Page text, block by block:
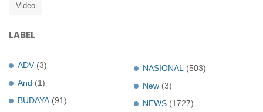
Video
LABEL
ADV (3)
And (1)
BUDAYA (91)
NASIONAL
(503)
New (3)
NEWS (1727)